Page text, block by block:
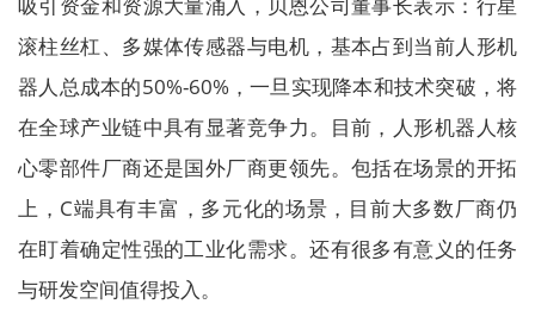
滚柱丝杠、多媒体传感器与电机，基本占到当前人形机
器人总成本的50%-60%，一旦实现降本和技术突破，将
在全球产业链中具有显著竞争力。目前，人形机器人核
心零部件厂商还是国外厂商更领先。包括在场景的开拓
上，C端具有丰富，多元化的场景，目前大多数厂商仍
在盯着确定性强的工业化需求。还有很多有意义的任务
与研发空间值得投入。